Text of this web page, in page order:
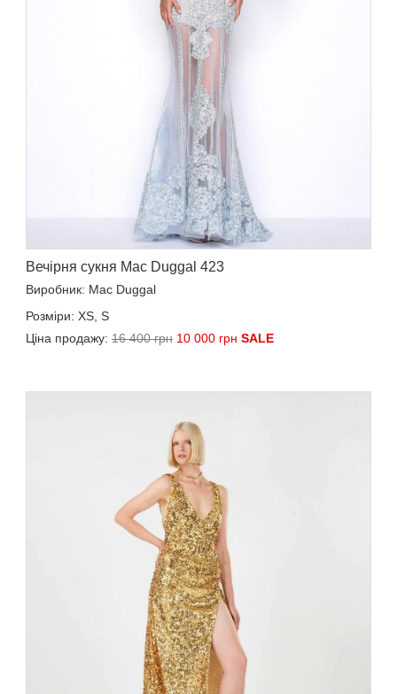
Вечірня сукня Mac Duggal 423
Виробник: Mac Duggal
Розміри: XS, S
Ціна продажу: 16 400 грн 10 000 грн SALE